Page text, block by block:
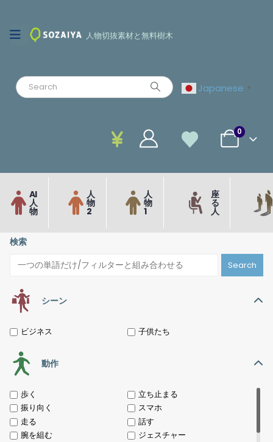
人物切抜素材と無料樹木
Japanese ▼
0
AI
人
物
人
物
2
人
物
1
座
る
人
検索
Search
シーン
ビジネス 子供たち
動作
歩く
立ち止まる
振り向く
スマホ
走る
話す
腕を組む
ジェスチャー